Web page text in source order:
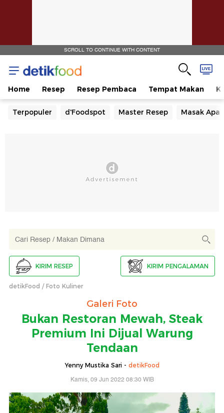
SCROLL TO CONTINUE WITH CONTENT
Home Resep Resep Pembaca Tempat Makan
Terpopuler d'Foodspot Master Resep Masak Apa
KIRIM RESEP KIRIM PENGALAMAN
detikFood Foto Kuliner
Galeri Foto
Bukan Restoran Mewah, Steak
Premium Ini Dijual Warung
Tendaan
Yenny Mustika Sari - detikFood
Kamis, 09 Jun 2022 08:30 WIB